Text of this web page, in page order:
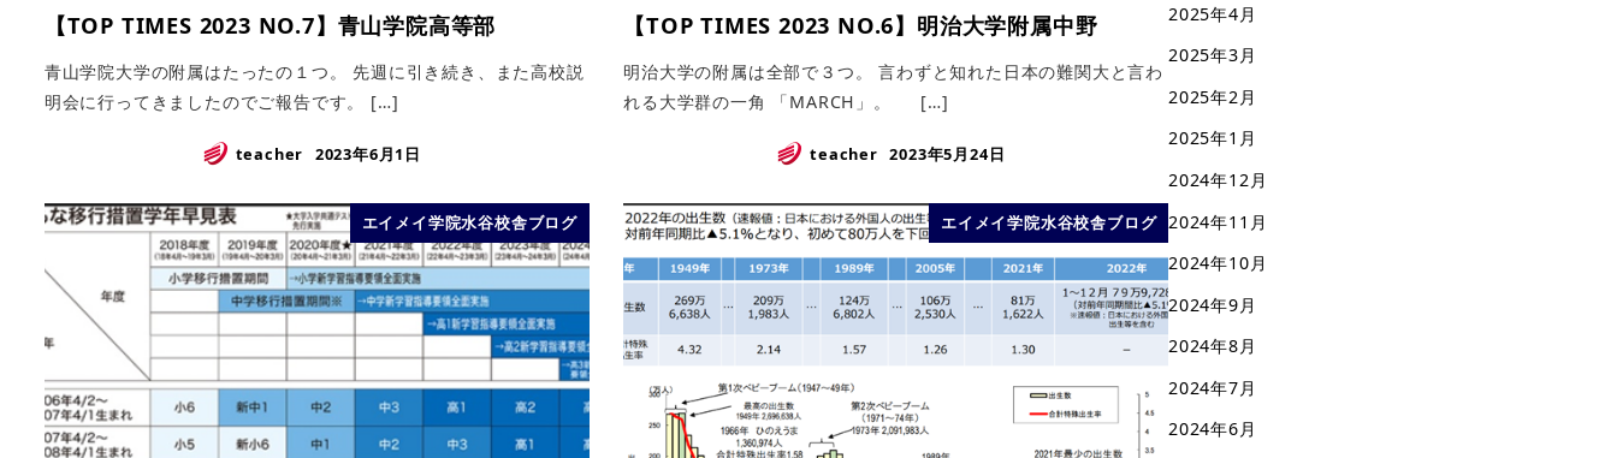
【TOP TIMES 2023 NO.7】青山学院高等部
青山学院大学の附属はたったの１つ。 先週に引き続き、また高校説
明会に行ってきましたのでご報告です。 […]
teacher 2023年6月1日
【TOP TIMES 2023 NO.6】明治大学附属中野
明治大学の附属は全部で３つ。 言わずと知れた日本の難関大と言わ
れる大学群の一角 「MARCH」。 […]
teacher 2023年5月24日
エイメイ学院水谷校舎ブログ エイメイ学院水谷校舎ブログ
2025年4月
2025年3月
2025年2月
2025年1月
2024年12月
2024年11月
2024年10月
2024年9月
2024年8月
2024年7月
2024年6月